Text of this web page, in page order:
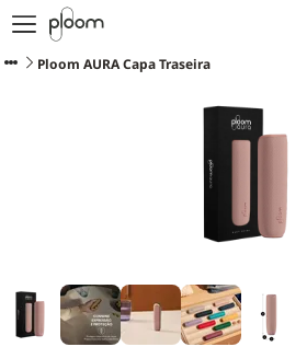
Porquê Ploom?
Loja Ploom AURA Capa Traseira